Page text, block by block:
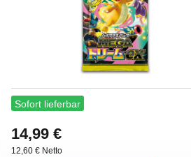
Sofort lieferbar
14,99 €
12,60 € Netto